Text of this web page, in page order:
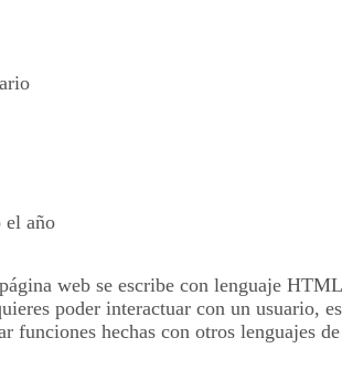
el año
web se escribe con lenguaje
poder interactuar con un usuario, es
funciones hechas con otros lenguajes de